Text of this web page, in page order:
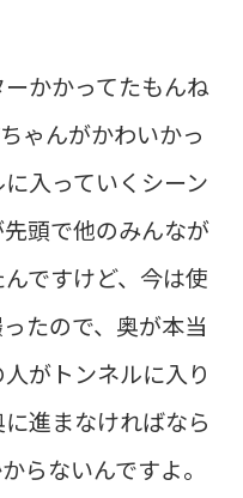
ーかかってたもんね
ゃんがかわいかっ
入っていくシーン
頭で他のみんなが
ですけど、今は使
たので、奥が本当
がトンネルに入り
進まなければなら
らないんですよ。